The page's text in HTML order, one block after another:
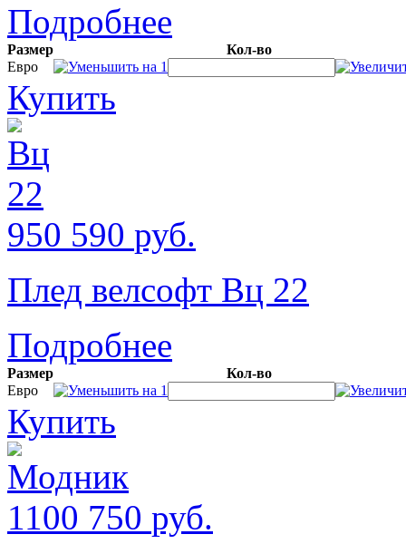
Подробнее
Размер
Кол-во
Евро
Купить
950 590 руб.
Плед велсофт Вц 22
Подробнее
Размер
Кол-во
Евро
Купить
1100 750 руб.